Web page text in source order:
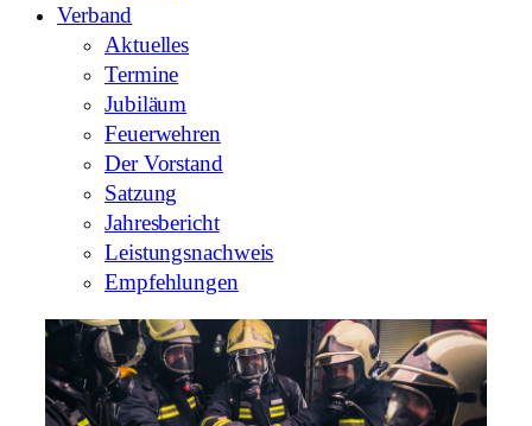
Verband
Aktuelles
Termine
Jubiläum
Feuerwehren
Der Vorstand
Satzung
Jahresbericht
Leistungsnachweis
Empfehlungen